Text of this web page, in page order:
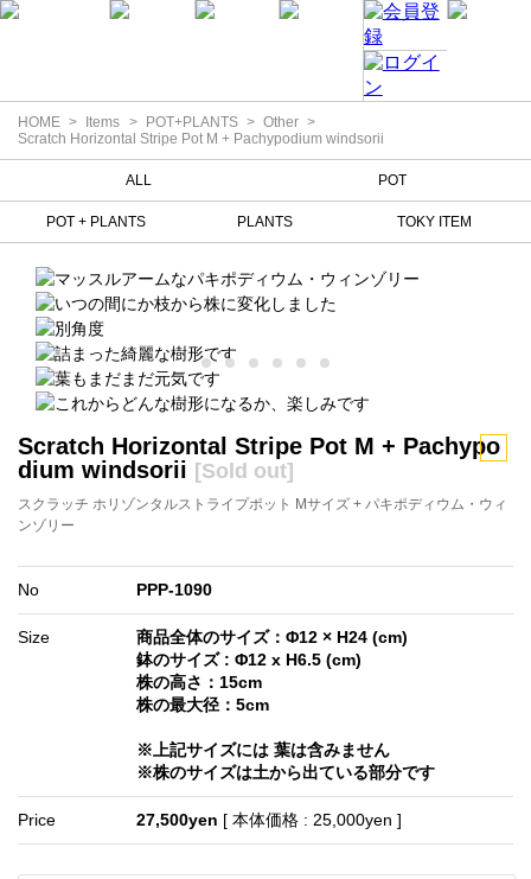
HOME Items POT+PLANTS
Other
Scratch Horizontal Stripe Pot M + Pachypodium windsorii
ALL POT
POT + PLANTS PLANTS TOKY ITEM
Scratch Horizontal Stripe Pot M + Pachypo
dium windsorii [Sold out]
スクラッチ ホリゾンタルストライプポット Mサイズ + パキポディウム・ウィ
ンゾリー
No PPP-1090
Size
商品全体のサイズ：Φ12 × H24 (cm)
鉢のサイズ : Φ12 x H6.5 (cm)
株の高さ：15cm
株の最大径：5cm
※上記サイズには 葉は含みません
※株のサイズは土から出ている部分です
Price 27,500yen [ 本体価格 : 25,000yen ]